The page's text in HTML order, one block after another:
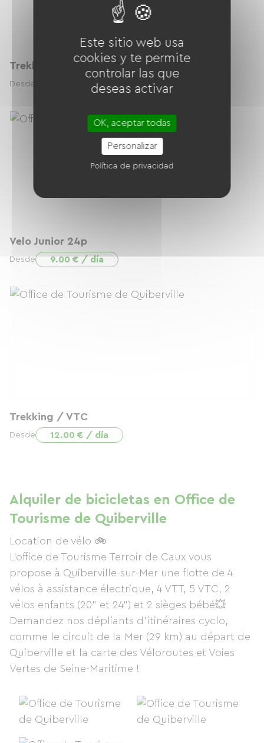
Trekking / VTC
Desde 12.00 € / día
Velo Junior 24p
Desde 9.00 € / día
Trekking / VTC
Desde 12.00 € / día
Alquiler de bicicletas en Office de
Tourisme de Quiberville
Location de vélo 🚲
L'office de Tourisme Terroir de Caux vous
propose à Quiberville-sur-Mer une flotte de 4
vélos à assistance électrique, 4 VTT, 5 VTC, 2
vélos enfants (20" et 24") et 2 sièges bébé💥
Demandez nos dépliants d'itinéraires cyclo,
comme le circuit de la Mer (29 km) au départ de
Quiberville et la carte des Véloroutes et Voies
Vertes de Seine-Maritime !
Este sitio web usa
cookies y te permite
controlar las que
deseas activar
OK, aceptar todas
Personalizar
Política de privacidad